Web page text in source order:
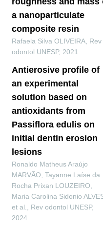
a nanoparticulate
composite resin
Rafaela Silva OLIVEIRA Rev
odontol UNESP, 2021
Antierosive profile of
an experimental
solution based on
antioxidants from
Passiflora edulis on
initial dentin erosion
lesions
Ronaldo Matheus Araújo
MARVÃO, Tayanne Laíse da
Rocha Prixan LOUZEIRO,
Maria Carolina Sidonio
et al.
Rev odontol UNESP,
2024